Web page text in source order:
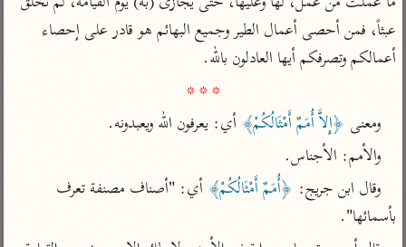
Type 1 or more
characters for results.
أمّهات
تفسير الطبري
تفسير ابن كثير
تفسير القرطبي
تفسير البغوي
جمع الأقوال
تفسير ابن الجوزي
عامّة
فتح البيان للقنوجي
فتح القدير للشوكاني
تفسير ابن جزي
موسوعات
تفسير الآلوسي
تفسير الرازي
معاصرة
الميسر
تفسير السعدي
القرآن – تدبر وعمل
أعمالكم وتصرفكم أيها العادلون بالله.
* * *
ومعنى ﴿إِلاَّ أُمَمٌ أَمْثَالُكُمْ﴾ أي: يعرفون الله ويعبدونه.
والأمم: الأجناس.
وقال ابن جريج: ﴿أُمَمٌ أَمْثَالُكُمْ﴾
بأسمائها".